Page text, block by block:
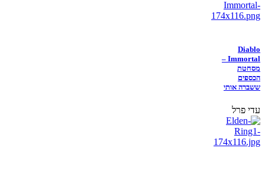
Diablo
Immortal –
מסחטת
הכספים
ששברה אותי
עדי פרל